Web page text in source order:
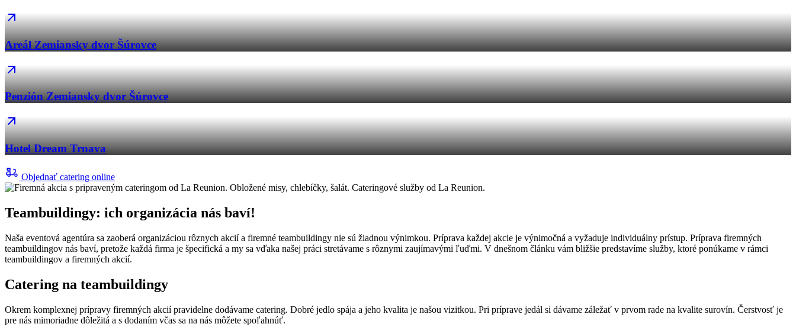
Areál Zemiansky dvor Šúrovce
Penzión Zemiansky dvor Šúrovce
Hotel Dream Trnava
Objednať catering online
Teambuildingy: ich organizácia nás baví!
Naša eventová agentúra sa zaoberá organizáciou rôznych akcií a firemné teambuildingy nie sú žiadnou výnimkou. Príprava každej akcie je výnimočná a vyžaduje individuálny prístup. Príprava firemných
teambuildingov nás baví, pretože každá firma je špecifická a my sa vďaka našej práci stretávame s rôznymi zaujímavými ľuďmi. V dnešnom článku vám bližšie predstavíme služby, ktoré ponúkame v rámci
teambuildingov a firemných akcií.
Catering na teambuildingy
Okrem komplexnej prípravy firemných akcií pravidelne dodávame catering. Dobré jedlo spája a jeho kvalita je našou vizitkou. Pri príprave jedál si dávame záležať v prvom rade na kvalite surovín. Čerstvosť je
pre nás mimoriadne dôležitá a s dodaním včas sa na nás môžete spoľahnúť.